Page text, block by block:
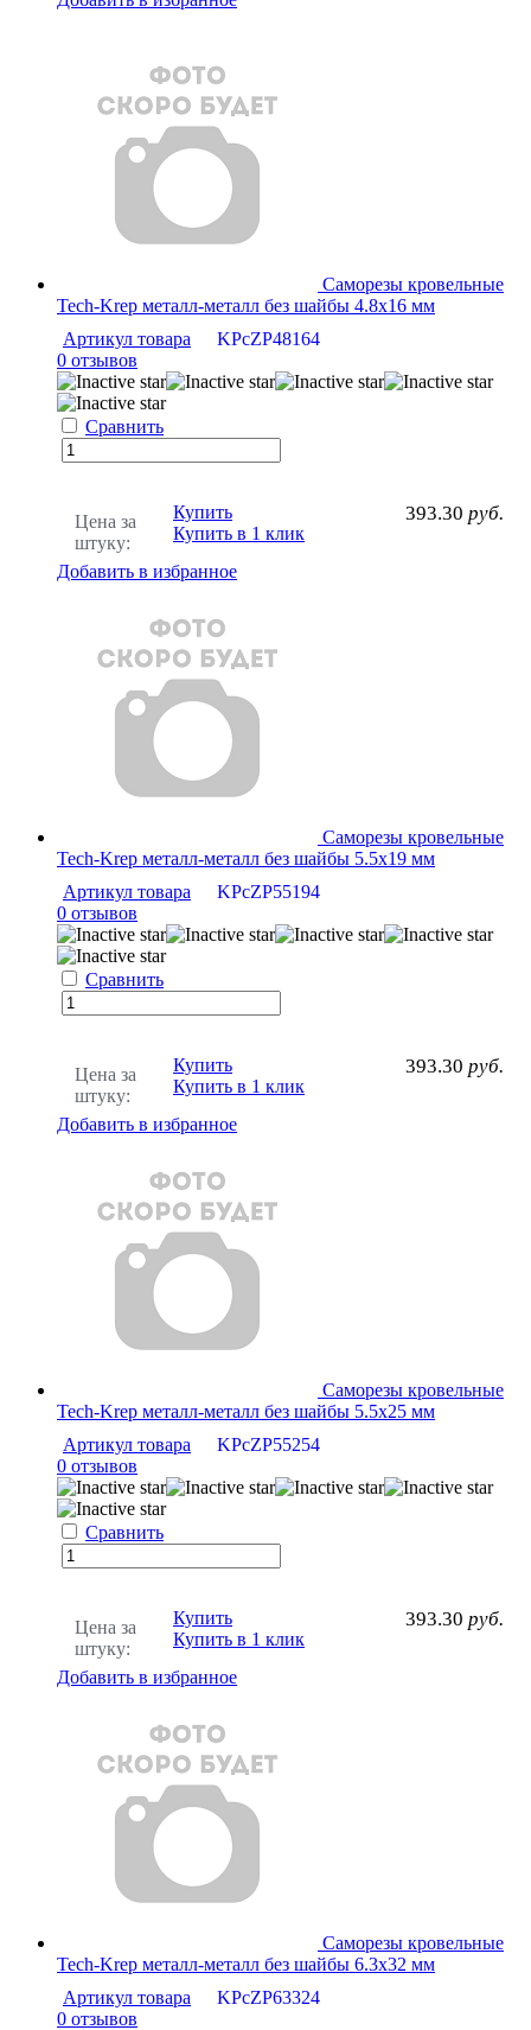
Саморезы кровельные
Tech-Krep металл-металл без шайбы 4.8х16 мм
Артикул товара
KPcZP48164
0 отзывов
Сравнить
Цена за
штуку:
393.30 руб.
Купить
Купить в 1 клик
Добавить в избранное
Саморезы кровельные
Tech-Krep металл-металл без шайбы 5.5х19 мм
Артикул товара
KPcZP55194
0 отзывов
Сравнить
Цена за
штуку:
393.30 руб.
Купить
Купить в 1 клик
Добавить в избранное
Саморезы кровельные
Tech-Krep металл-металл без шайбы 5.5х25 мм
Артикул товара
KPcZP55254
0 отзывов
Сравнить
Цена за
штуку:
393.30 руб.
Купить
Купить в 1 клик
Добавить в избранное
Саморезы кровельные
Tech-Krep металл-металл без шайбы 6.3х32 мм
Артикул товара
KPcZP63324
0 отзывов